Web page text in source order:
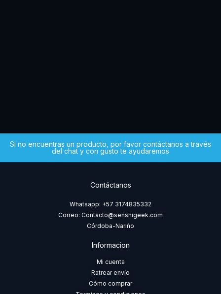
Si no encuentras un producto, por favor contáctanos a través
del chat y con gusto te ayudaremos
Contáctanos
Whatsapp: +57 3174835332
Correo: Contacto@senshigeek.com
Córdoba-Nariño
Informacion
Mi cuenta
Ratrear envío
Cómo comprar